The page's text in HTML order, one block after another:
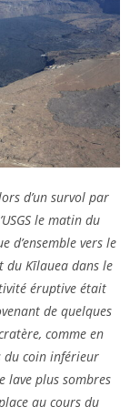
d’un survol par
le matin du
d’ensemble vers le
du Kīlauea dans le
éruptive était
de quelques
comme en
du coin inférieur
lave plus sombres
au cours du